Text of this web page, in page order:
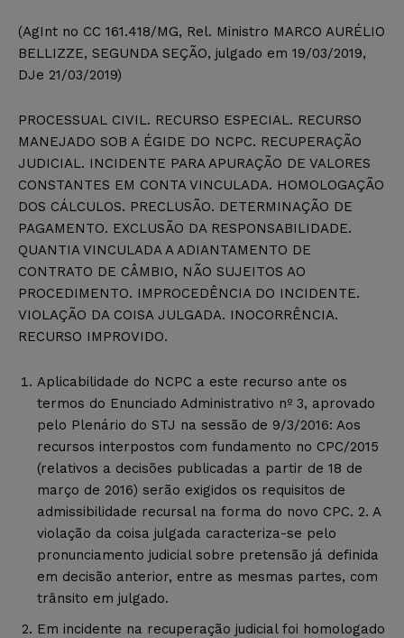
(AgInt no CC 161.418/MG, Rel. Ministro MARCO AURÉLIO
BELLIZZE, SEGUNDA SEÇÃO, julgado em 19/03/2019,
DJe 21/03/2019)
PROCESSUAL CIVIL. RECURSO ESPECIAL. RECURSO
MANEJADO SOB A ÉGIDE DO NCPC. RECUPERAÇÃO
JUDICIAL. INCIDENTE PARA APURAÇÃO DE VALORES
CONSTANTES EM CONTA VINCULADA. HOMOLOGAÇÃO
DOS CÁLCULOS. PRECLUSÃO. DETERMINAÇÃO DE
PAGAMENTO. EXCLUSÃO DA RESPONSABILIDADE.
QUANTIA VINCULADA A ADIANTAMENTO DE
CONTRATO DE CÂMBIO, NÃO SUJEITOS AO
PROCEDIMENTO. IMPROCEDÊNCIA DO INCIDENTE.
VIOLAÇÃO DA COISA JULGADA. INOCORRÊNCIA.
RECURSO IMPROVIDO.
Aplicabilidade do NCPC a este recurso ante os
termos do Enunciado Administrativo nº 3, aprovado
pelo Plenário do STJ na sessão de 9/3/2016: Aos
recursos interpostos com fundamento no CPC/2015
(relativos a decisões publicadas a partir de 18 de
março de 2016) serão exigidos os requisitos de
admissibilidade recursal na forma do novo CPC. 2. A
violação da coisa julgada caracteriza-se pelo
pronunciamento judicial sobre pretensão já definida
em decisão anterior, entre as mesmas partes, com
trânsito em julgado.
Em incidente na recuperação judicial foi homologado